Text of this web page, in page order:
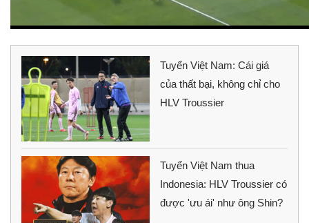
Tuyển Việt Nam: Cái giá
của thất bại, không chỉ cho
HLV Troussier
Tuyển Việt Nam thua
Indonesia: HLV Troussier có
được 'ưu ái' như ông Shin?